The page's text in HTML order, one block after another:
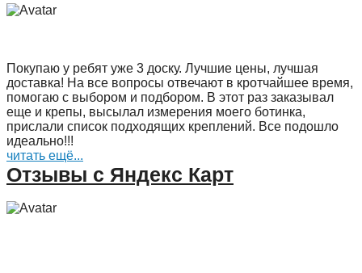
Покупаю у ребят уже 3 доску. Лучшие цены, лучшая
доставка! На все вопросы отвечают в кротчайшее время,
помогаю с выбором и подбором. В этот раз заказывал
еще и крепы, высылал измерения моего ботинка,
прислали список подходящих креплений. Все подошло
идеально!!!
читать ещё...
Отзывы с Яндекс Карт